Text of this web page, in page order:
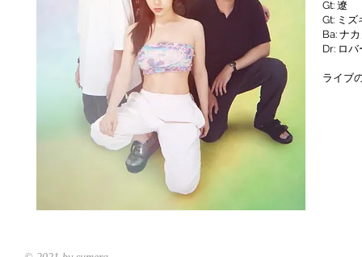
Gt: 遼
Gt: ミズ
Ba: ナ
Dr: ロバ
ライブ